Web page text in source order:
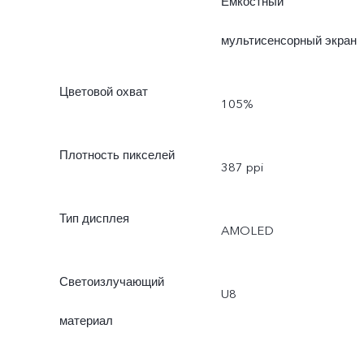
мультисенсорный экран
Цветовой охват
105%
Плотность пикселей
387 ppi
Тип дисплея
AMOLED
Светоизлучающий
материал
U8